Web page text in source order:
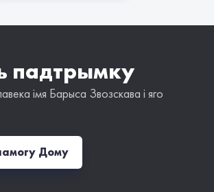
падтрымку
імя Барыса Звозскава і яго
Дому